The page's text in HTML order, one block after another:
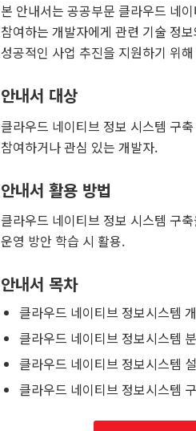
본 안내서는 공공부문 클라우드 네
참여하는 개발자에게 관련 기술 정
성공적인 사업 추진을 지원하기 위
안내서 대상
클라우드 네이티브 정보 시스템 구
참여하거나 관심 있는 개발자.
안내서 활용 방법
클라우드 네이티브 정보 시스템 구
운영 방안 학습 시 활용.
안내서 목차
클라우드 네이티브 정보시스템
클라우드 네이티브 정보시스템
클라우드 네이티브 정보시스템
클라우드 네이티브 정보시스템